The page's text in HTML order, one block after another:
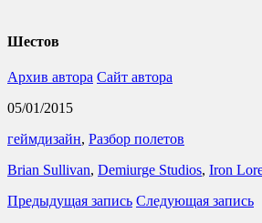
Шестов
Архив автора Сайт автора
05/01/2015
геймдизайн, Разбор полетов
Brian Sullivan, Demiurge Studios, Iron
Предыдущая запись Следующая запись